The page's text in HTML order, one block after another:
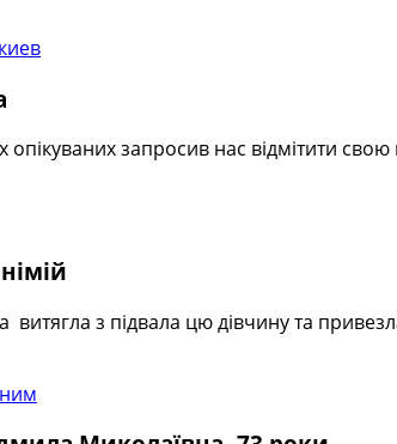
опікуваних запросив нас відмітити
витягла з підвала цю дівчину та